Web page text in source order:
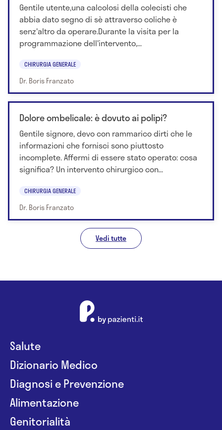
Gentile utente,una calcolosi della colecisti che
abbia dato segno di sè attraverso coliche è
senz'altro da operare.Durante la visita per la
programmazione dell'intervento,...
CHIRURGIA GENERALE
Dr. Boris Franzato
Dolore ombelicale: è dovuto ai polipi?
Gentile signore, devo con rammarico dirti che le
informazioni che fornisci sono piuttosto
incomplete. Affermi di essere stato operato: cosa
significa? Un intervento chirurgico con...
CHIRURGIA GENERALE
Dr. Boris Franzato
Vedi tutte
Salute
Dizionario Medico
Diagnosi e Prevenzione
Alimentazione
Genitorialità